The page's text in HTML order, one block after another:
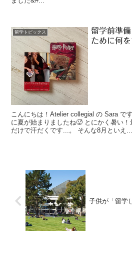
留学トピックス
留学前準
ために何を
こんにちは！Atelier collegial の Sara で
に夏が始まりましたね🥵 とにかく暑い
だけで汗だくです...。 そんな8月といえ...
子供が「留学